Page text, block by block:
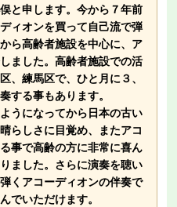
と申します。今から７年前
ィオンを買って自己流で弾
ら高齢者施設を中心に、ア
ました。高齢者施設での活
、練馬区で、ひと月に３、
する事もあります。
うになってから日本の古い
らしさに目覚め、またアコ
事で高齢の方に非常に喜ん
ました。さらに演奏を聴い
くアコーディオンの伴奏で
でいただけます。